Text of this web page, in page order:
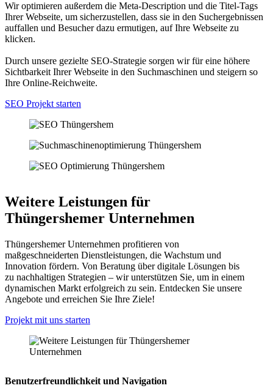
Wir optimieren außerdem die Meta-Description und die Titel-Tags
Ihrer Webseite, um sicherzustellen, dass sie in den Suchergebnissen
auffallen und Besucher dazu ermutigen, auf Ihre Webseite zu
klicken.
Durch unsere gezielte SEO-Strategie sorgen wir für eine höhere
Sichtbarkeit Ihrer Webseite in den Suchmaschinen und steigern so
Ihre Online-Reichweite.
SEO Projekt starten
Weitere Leistungen für
Thüngershemer Unternehmen
Thüngershemer Unternehmen profitieren von
maßgeschneiderten Dienstleistungen, die Wachstum und
Innovation fördern. Von Beratung über digitale Lösungen bis
zu nachhaltigen Strategien – wir unterstützen Sie, um in einem
dynamischen Markt erfolgreich zu sein. Entdecken Sie unsere
Angebote und erreichen Sie Ihre Ziele!
Projekt mit uns starten
Benutzerfreundlichkeit und Navigation